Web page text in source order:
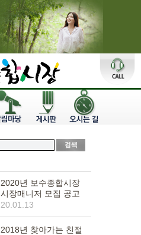
2020년 보수종합시장
시장매니저 모집 공고
20.01.13
2018년 찾아가는 친절